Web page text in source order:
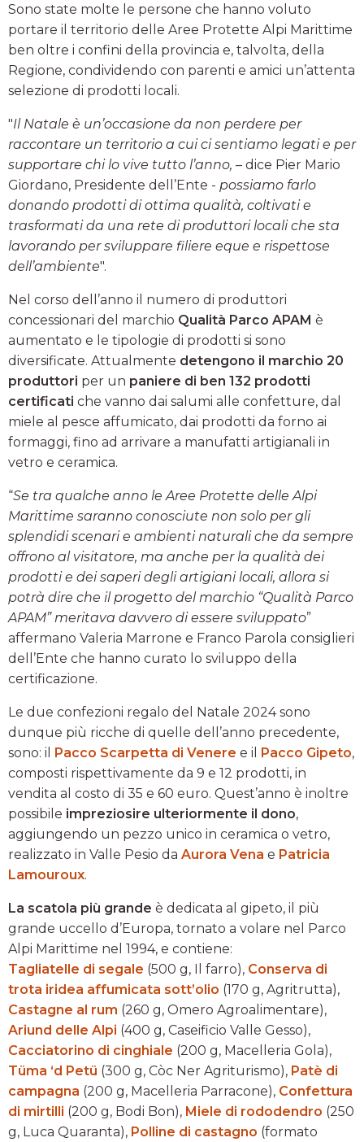
Sono state molte le persone che hanno voluto
portare il territorio delle Aree Protette Alpi Marittime
ben oltre i confini della provincia e, talvolta, della
Regione, condividendo con parenti e amici un’attenta
selezione di prodotti locali.
"Il Natale è un’occasione da non perdere per
raccontare un territorio a cui ci sentiamo legati e per
supportare chi lo vive tutto l’anno, – dice Pier Mario
Giordano, Presidente dell’Ente - possiamo farlo
donando prodotti di ottima qualità, coltivati e
trasformati da una rete di produttori locali che sta
lavorando per sviluppare filiere eque e rispettose
dell’ambiente".
Nel corso dell’anno il numero di produttori
concessionari del marchio Qualità Parco APAM è
aumentato e le tipologie di prodotti si sono
diversificate. Attualmente detengono il marchio 20
produttori per un paniere di ben 132 prodotti
certificati che vanno dai salumi alle confetture, dal
miele al pesce affumicato, dai prodotti da forno ai
formaggi, fino ad arrivare a manufatti artigianali in
vetro e ceramica.
“Se tra qualche anno le Aree Protette delle Alpi
Marittime saranno conosciute non solo per gli
splendidi scenari e ambienti naturali che da sempre
offrono al visitatore, ma anche per la qualità dei
prodotti e dei saperi degli artigiani locali, allora si
potrà dire che il progetto del marchio “Qualità Parco
APAM” meritava davvero di essere sviluppato”
affermano Valeria Marrone e Franco Parola consiglieri
dell’Ente che hanno curato lo sviluppo della
certificazione.
Le due confezioni regalo del Natale 2024 sono
dunque più ricche di quelle dell’anno precedente,
sono: il Pacco Scarpetta di Venere e il Pacco Gipeto,
composti rispettivamente da 9 e 12 prodotti, in
vendita al costo di 35 e 60 euro. Quest’anno è inoltre
possibile impreziosire ulteriormente il dono,
aggiungendo un pezzo unico in ceramica o vetro,
realizzato in Valle Pesio da Aurora Vena e Patricia
Lamouroux.
La scatola più grande è dedicata al gipeto, il più
grande uccello d’Europa, tornato a volare nel Parco
Alpi Marittime nel 1994, e contiene:
Tagliatelle di segale (500 g, Il farro), Conserva di
trota iridea affumicata sott’olio (170 g, Agritrutta),
Castagne al rum (260 g, Omero Agroalimentare),
Ariund delle Alpi (400 g, Caseificio Valle Gesso),
Cacciatorino di cinghiale (200 g, Macelleria Gola),
Tüma ‘d Petü (300 g, Còc Ner Agriturismo), Patè di
campagna (200 g, Macelleria Parracone), Confettura
di mirtilli (200 g, Bodi Bon), Miele di rododendro (250
g, Luca Quaranta), Polline di castagno (formato